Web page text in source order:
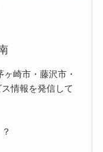
崎市・藤沢市・
情報を発信して